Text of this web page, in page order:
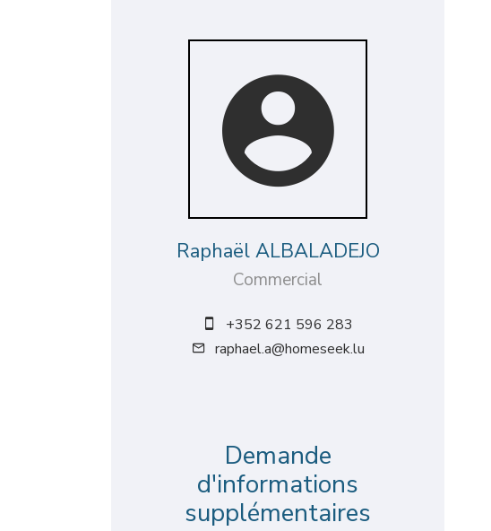
Raphaël ALBALADEJO
Commercial
+352 621 596 283
raphael.a@homeseek.lu
Demande
d'informations
supplémentaires